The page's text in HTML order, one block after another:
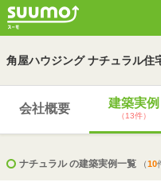
角屋ハウジング ナチュラル住
会社概要 建築実例
（13件）
ナチュラル の建築実例一覧 （10